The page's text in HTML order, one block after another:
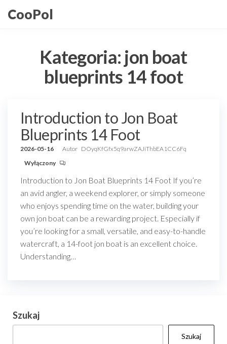
doCooPol
Kategoria: jon boat
blueprints 14 foot
Introduction to Jon Boat
Blueprints 14 Foot
2026-05-16 Autor DOyqKfGfx5q9arwZAJiThbEA1CC6Fq
Wyłączony
Introduction to Jon Boat Blueprints 14 Foot If you’re
an avid angler, a weekend explorer, or simply someone
who enjoys spending time on the water, building your
own jon boat can be a rewarding project. Especially if
you’re looking for a small, versatile, and easy-to-handle
watercraft, a 14-foot jon boat is an excellent choice.
Understanding…
Szukaj
Szukaj